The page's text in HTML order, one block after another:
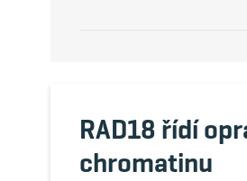
RAD18 řídí
chromatinu